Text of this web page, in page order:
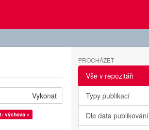
Vykonat
výchova ×
PROCHÁZET
Vše v repozitáři
Typy publikací
Dle data publikování